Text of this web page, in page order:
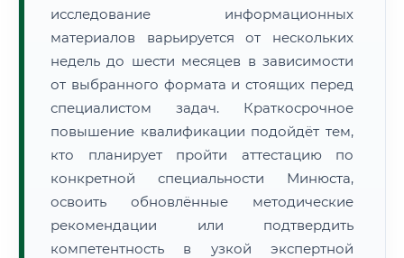
исследование информационных
материалов варьируется от нескольких
недель до шести месяцев в зависимости
от выбранного формата и стоящих перед
специалистом задач. Краткосрочное
повышение квалификации подойдёт тем,
кто планирует пройти аттестацию по
конкретной специальности Минюста,
освоить обновлённые методические
рекомендации или подтвердить
компетентность в узкой экспертной